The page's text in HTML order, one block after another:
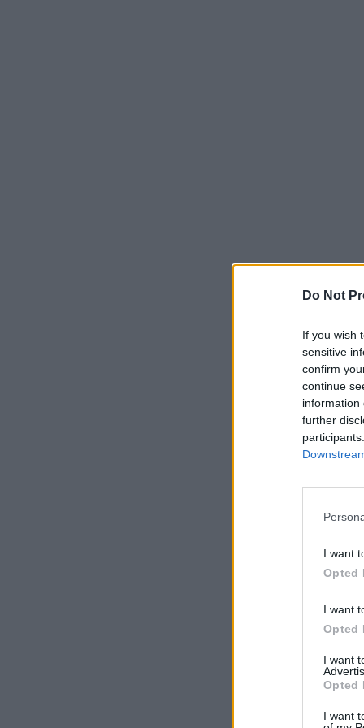
Do Not
If you wish
sensitive
confirm
continue
information
further
I want
Opted
I want
Opted
I want
Opted
I want